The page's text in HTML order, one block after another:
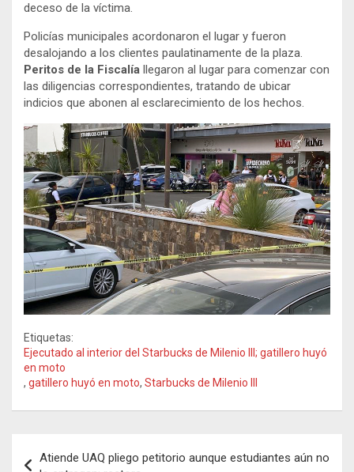
deceso de la víctima.
Policías municipales acordonaron el lugar y fueron
desalojando a los clientes paulatinamente de la plaza.
Peritos de la Fiscalía llegaron al lugar para comenzar con
las diligencias correspondientes, tratando de ubicar
indicios que abonen al esclarecimiento de los hechos.
Etiquetas:
Ejecutado al interior del Starbucks de Milenio III; gatillero huyó
en moto
, gatillero huyó en moto, Starbucks de Milenio III
Atiende UAQ pliego petitorio aunque estudiantes aún no